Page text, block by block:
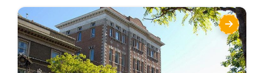
Braemar College Канада школа в Торонто
Курсы